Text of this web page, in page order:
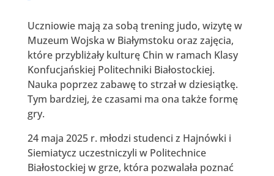
Uczniowie mają za sobą trening judo, wizytę w
Muzeum Wojska w Białymstoku oraz zajęcia,
które przybliżały kulturę Chin w ramach Klasy
Konfucjańskiej Politechniki Białostockiej.
Nauka poprzez zabawę to strzał w dziesiątkę.
Tym bardziej, że czasami ma ona także formę
gry.
24 maja 2025 r. młodzi studenci z Hajnówki i
Siemiatycz uczestniczyli w Politechnice
Białostockiej w grze, która pozwalała poznać